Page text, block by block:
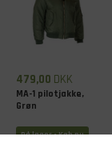
479,00 DKK
MA-1 pilotjakke,
Grøn
På lager - Køb nu